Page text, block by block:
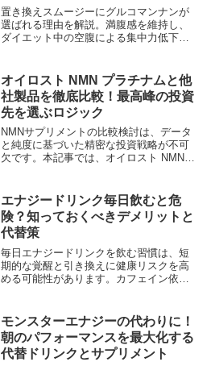
置き換えスムージーにグルコマンナンが
選ばれる理由を解説。満腹感を維持し、
ダイエット中の空腹による集中力低下を
オイロスト NMN プラチナムと他
社製品を徹底比較！最高峰の投資
先を選ぶロジック
NMNサプリメントの比較検討は、データ
と純度に基づいた精密な投資戦略が不可
欠です。本記事では、オイロスト NMN
他社製品との客観的な比較を通じて徹底
解説します。あなたの生涯パフォーマン
スを最大化するNMN選びの指標となるで
しょう。
エナジードリンク毎日飲むと危
険？知っておくべきデメリットと
代替策
毎日エナジードリンクを飲む習慣は、短
期的な覚醒と引き換えに健康リスクを高
める可能性があります。カフェイン依
ーマンスを支える代替策をバイオハック
視点で解説します。
モンスターエナジーの代わりに！
朝のパフォーマンスを最大化する
代替ドリンクとサプリメント